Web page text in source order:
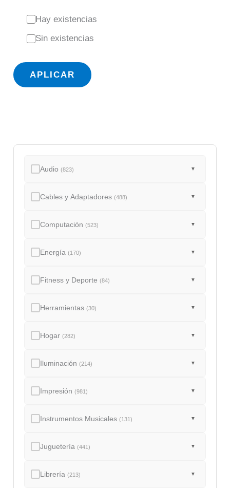
E
s
d
Hay existencias
Sin existencias
APLICAR
Audio(823) ▼
Cables y Adaptadores(488) ▼
Computación(523) ▼
Energía(170) ▼
Fitness y Deporte(84) ▼
Herramientas(30) ▼
Hogar(282) ▼
Iluminación(214) ▼
Impresión(981) ▼
Instrumentos Musicales(131) ▼
Juguetería(441) ▼
Librería(213) ▼